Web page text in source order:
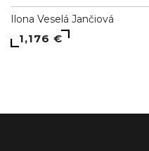
Ilona Veselá Jančiová
1,176 €